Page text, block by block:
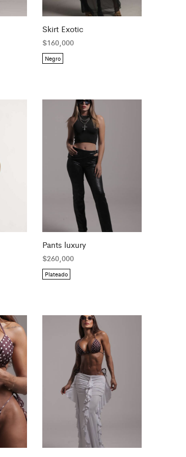
Skirt Exotic
$160,000
Negro
Pants luxury
$260,000
Plateado